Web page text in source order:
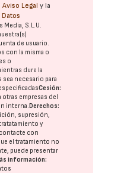
Aviso Legal y la
Media, S.L.U.
de usuario.
con la misma o
o
dure la
necesario para
Cesión:
otras empresas del
interna.Derechos:
supresión,
y
contacte con
el tratamiento no
puede presentar
información: